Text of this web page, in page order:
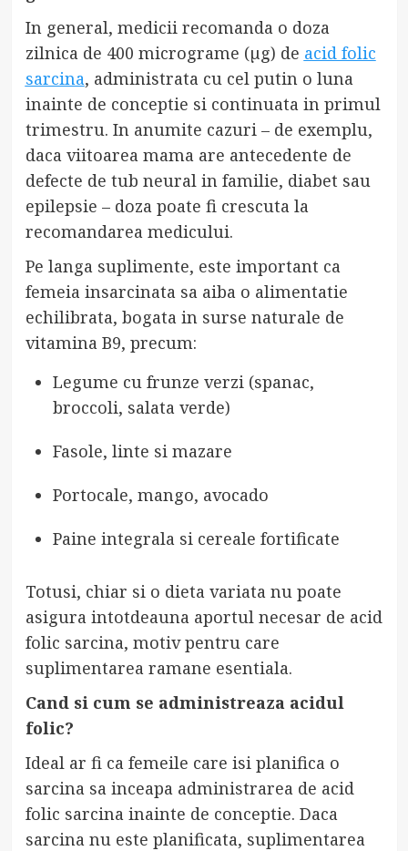
In general, medicii recomanda o doza
zilnica de 400 micrograme (µg) de acid folic
sarcina, administrata cu cel putin o luna
inainte de conceptie si continuata in primul
trimestru. In anumite cazuri – de exemplu,
daca viitoarea mama are antecedente de
defecte de tub neural in familie, diabet sau
epilepsie – doza poate fi crescuta la
recomandarea medicului.
Pe langa suplimente, este important ca
femeia insarcinata sa aiba o alimentatie
echilibrata, bogata in surse naturale de
vitamina B9, precum:
Legume cu frunze verzi (spanac,
broccoli, salata verde)
Fasole, linte si mazare
Portocale, mango, avocado
Paine integrala si cereale fortificate
Totusi, chiar si o dieta variata nu poate
asigura intotdeauna aportul necesar de acid
folic sarcina, motiv pentru care
suplimentarea ramane esentiala.
Cand si cum se administreaza acidul
folic?
Ideal ar fi ca femeile care isi planifica o
sarcina sa inceapa administrarea de acid
folic sarcina inainte de conceptie. Daca
sarcina nu este planificata, suplimentarea